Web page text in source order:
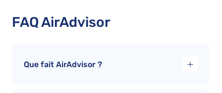
FAQ AirAdvisor
Que fait AirAdvisor ?